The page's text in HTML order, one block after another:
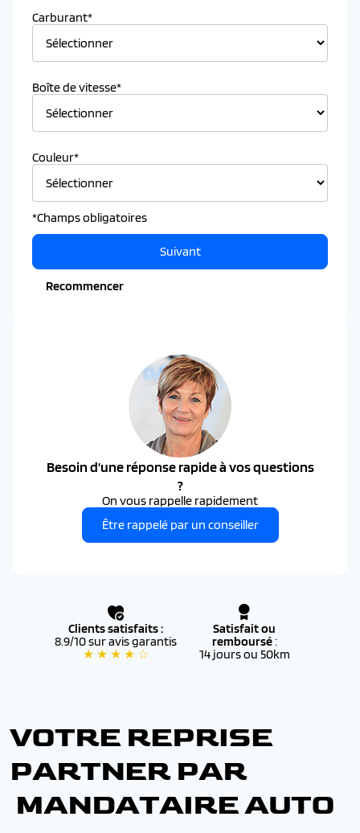
Carburant*
Boîte de vitesse*
Couleur*
*Champs obligatoires
Recommencer
Suivant
Besoin d'une réponse rapide à vos questions
?
On vous rappelle rapidement
Être rappelé par un conseiller
Clients satisfaits :
8.9/10 sur avis garantis
★ ★ ★ ★ ☆
Satisfait ou
remboursé:
14 jours ou 50km
VOTRE REPRISE
PARTNER PAR
MANDATAIRE AUTO